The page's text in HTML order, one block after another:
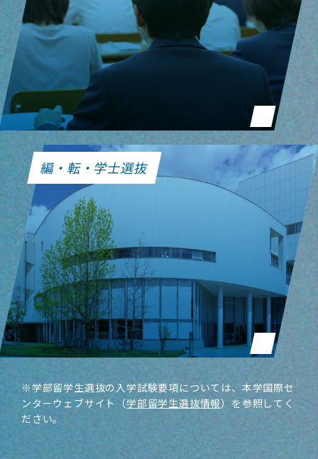
編・転・学士選抜
※学部留学生選抜の入学試験要項については、 本学国際セ
ンターウェブサイト（学部留学生選抜情報）を参照してく
ださい。